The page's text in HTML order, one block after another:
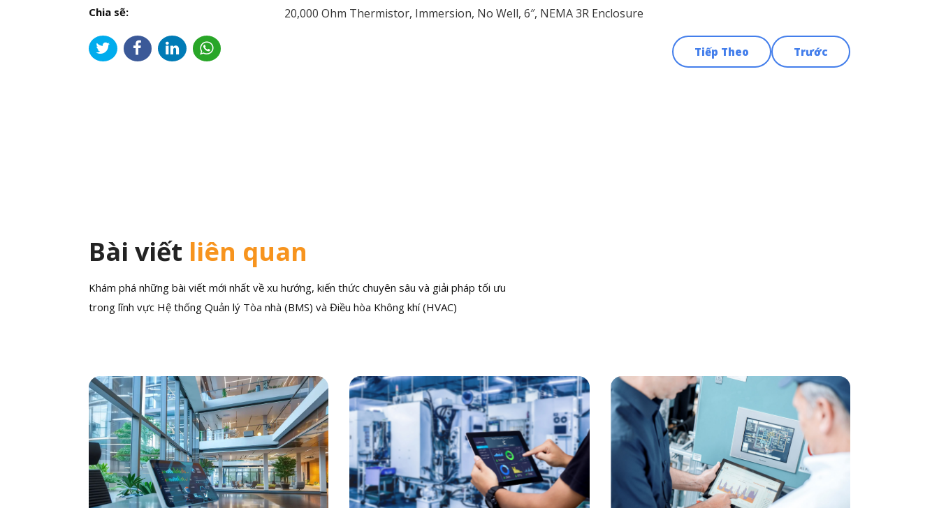
Chia sẽ: 20,000 Ohm Thermistor, Immersion, No Well, 6″, NEMA 3R Enclosure
Trước
Tiếp Theo
Bài viết liên quan
Khám phá những bài viết mới nhất về xu hướng, kiến thức chuyên sâu và giải pháp tối ưu
trong lĩnh vực Hệ thống Quản lý Tòa nhà (BMS) và Điều hòa Không khí (HVAC)